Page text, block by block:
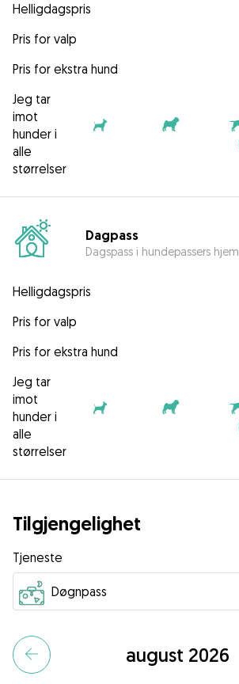
Helligdagspris
Pris for valp
Pris for ekstra hund
Jeg tar
imot
hunder i
alle
størrelser
Dagpass
Dagspass i hundepassers hjem
Helligdagspris
Pris for valp
Pris for ekstra hund
Jeg tar
imot
hunder i
alle
størrelser
Tilgjengelighet
Tjeneste
august 2026